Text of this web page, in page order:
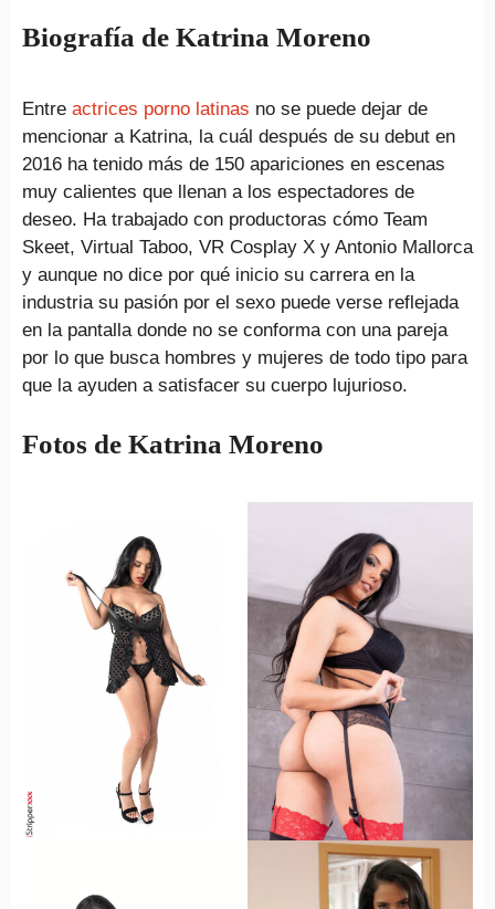
Biografía de Katrina Moreno
Entre actrices porno latinas no se puede dejar de
mencionar a Katrina, la cuál después de su debut en
2016 ha tenido más de 150 apariciones en escenas
muy calientes que llenan a los espectadores de
deseo. Ha trabajado con productoras cómo Team
Skeet, Virtual Taboo, VR Cosplay X y Antonio Mallorca
y aunque no dice por qué inicio su carrera en la
industria su pasión por el sexo puede verse reflejada
en la pantalla donde no se conforma con una pareja
por lo que busca hombres y mujeres de todo tipo para
que la ayuden a satisfacer su cuerpo lujurioso.
Fotos de Katrina Moreno